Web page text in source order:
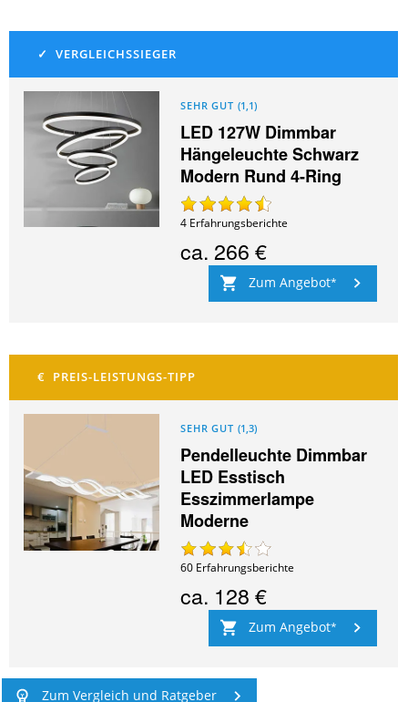
SEHR GUT (1,1)
LED 127W Dimmbar
Hängeleuchte Schwarz
Modern Rund 4-Ring
4 Erfahrungsberichte
ca. 266 €
Zum Angebot
SEHR GUT (1,3)
Pendelleuchte Dimmbar
LED Esstisch
Esszimmerlampe
Moderne
60 Erfahrungsberichte
ca. 128 €
Zum Angebot
Zum Vergleich und Ratgeber